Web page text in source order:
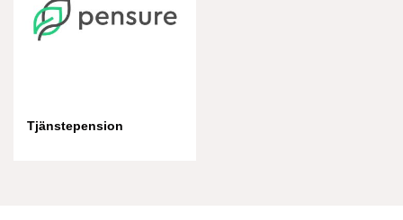
Tjänstepension